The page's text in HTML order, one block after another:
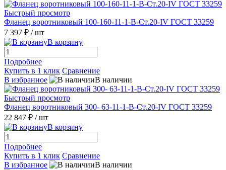
Быстрый просмотр
Фланец воротниковый 100-160-11-1-В-Ст.20-IV ГОСТ 33259
7 397 ₽ / шт
В корзину
Подробнее
Купить в 1 клик Сравнение
В избранное
В наличии
Быстрый просмотр
Фланец воротниковый 300- 63-11-1-B-Ст.20-IV ГОСТ 33259
22 847 ₽ / шт
В корзину
Подробнее
Купить в 1 клик Сравнение
В избранное
В наличии